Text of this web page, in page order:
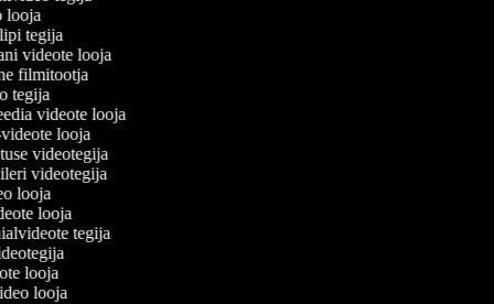
looja
tegija
videote looja
filmitootja
tegija
videote looja
videote looja
videotegija
videotegija
looja
looja
tegija
looja
looja